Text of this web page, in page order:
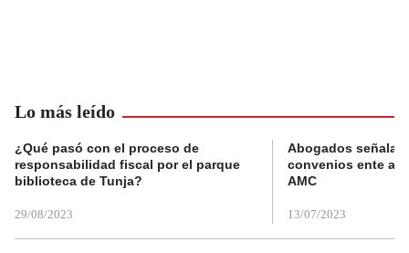
Lo más leído
¿Qué pasó con el proceso de
responsabilidad fiscal por el parque
biblioteca de Tunja?
29/08/2023
Abogados
convenios ente
AMC
13/07/2023